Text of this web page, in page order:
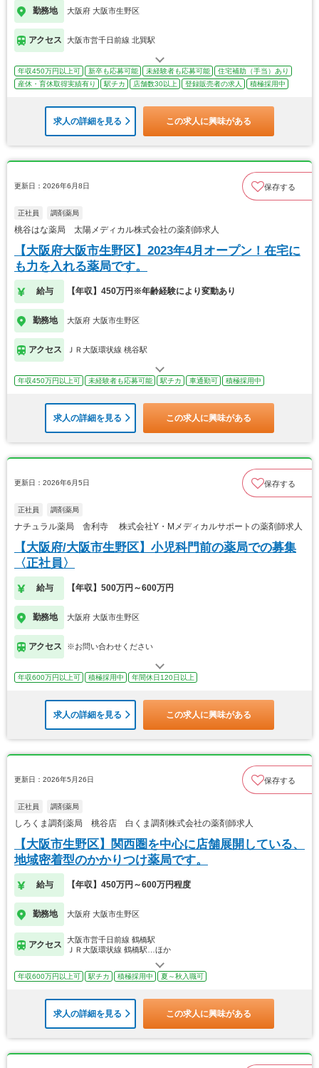
勤務地 大阪府 大阪市生野区
アクセス 大阪市営千日前線 北巽駅
年収450万円以上可 新卒も応募可能 未経験者も応募可能
住宅補助（手当）あり
産休・育休取得実績有り
駅チカ 店舗数30以上 登録販売者の求人 積極採用中
求人の詳細を見る この求人に興味がある
更新日：2026年6月8日 保存する
正社員 調剤薬局
桃谷はな薬局 太陽メディカル株式会社の薬剤師求人
【大阪府大阪市生野区】2023年4月オープン！在宅に
も力を入れる薬局です。
給与 【年収】450万円※年齢経験により変動あり
勤務地 大阪府 大阪市生野区
アクセス ＪＲ大阪環状線 桃谷駅
年収450万円以上可 未経験者も応募可能 駅チカ 車通勤可 積極採用中
求人の詳細を見る この求人に興味がある
更新日：2026年6月5日 保存する
正社員 調剤薬局
ナチュラル薬局 舎利寺 株式会社Y・Mメディカルサポートの薬剤師求人
【大阪府/大阪市生野区】小児科門前の薬局での募集
〈正社員〉
給与 【年収】500万円～600万円
勤務地 大阪府 大阪市生野区
アクセス ※お問い合わせください
年収600万円以上可 積極採用中 年間休日120日以上
求人の詳細を見る この求人に興味がある
更新日：2026年5月26日 保存する
正社員 調剤薬局
しろくま調剤薬局 桃谷店 白くま調剤株式会社の薬剤師求人
【大阪市生野区】関西圏を中心に店舗展開している、
地域密着型のかかりつけ薬局です。
給与 【年収】450万円～600万円程度
勤務地 大阪府 大阪市生野区
アクセス
大阪市営千日前線 鶴橋駅
ＪＲ大阪環状線 鶴橋駅…ほか
年収600万円以上可 駅チカ 積極採用中 夏～秋入職可
求人の詳細を見る この求人に興味がある